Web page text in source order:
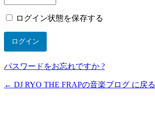
ログイン状態を保存する
パスワードをお忘れですか ?
← DJ RYO THE FRAPの音楽ブログ に戻る